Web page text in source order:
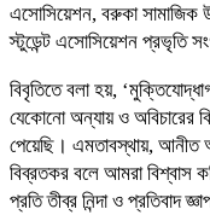
এসোসিয়েশন, বরুকা সামাজিক
স্টুডেন্ট এসোসিয়েশন প্রভৃতি
বিবৃতিতে বলা হয়,
যেকোনো অন্যায় ও অবিচারের
পেয়েছি। এমতাবস্থায়, আনীত
বিব্রতকর বলে আমরা বিশ্বাস
প্রতি তীব্র নিন্দা ও প্রতিবাদ